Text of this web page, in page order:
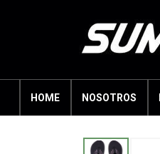
HOME NOSOTROS